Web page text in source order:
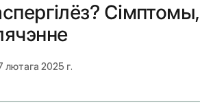
Сімптомы,
лютага 2025 г.